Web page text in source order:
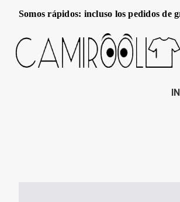
Somos rápidos: incluso los pedidos de